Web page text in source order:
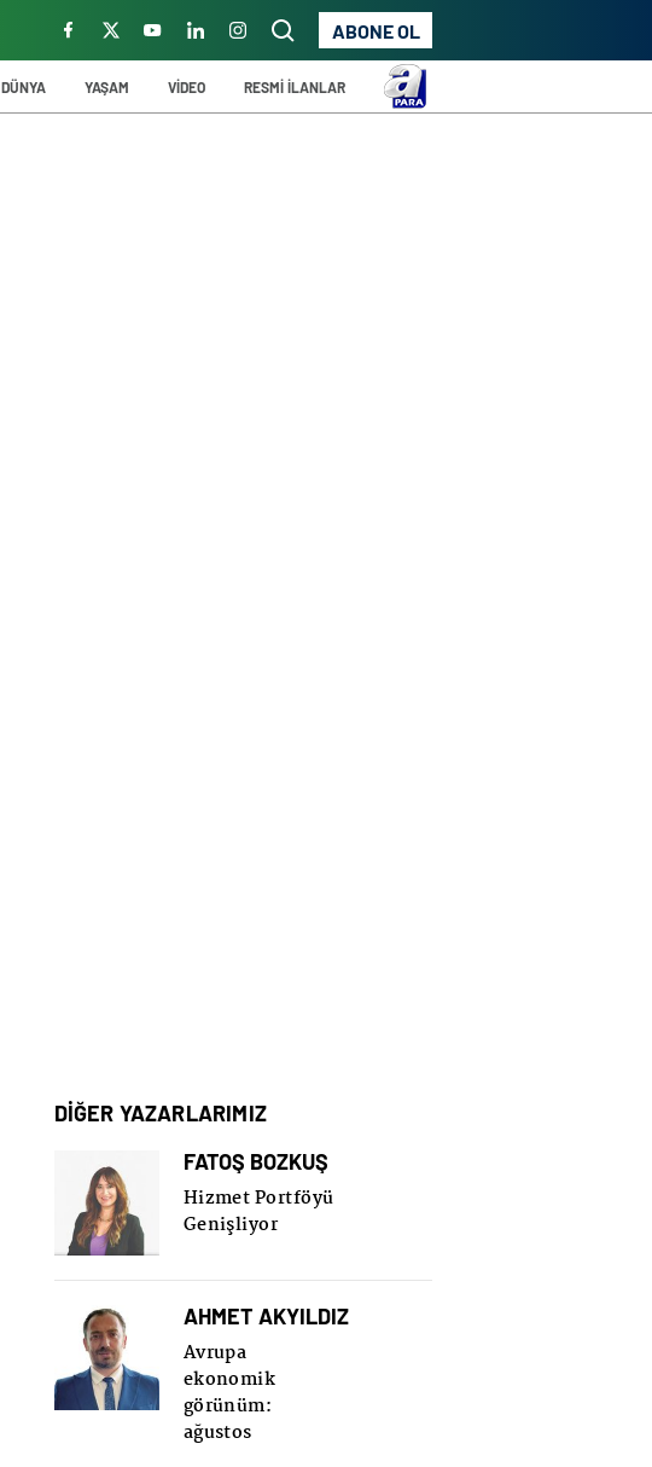
ABONE OL
DÜNYA YAŞAM VİDEO RESMİ İLANLAR
DİĞER YAZARLARIMIZ
FATOŞ BOZKUŞ
Hizmet Portföyü
Genişliyor
AHMET AKYILDIZ
Avrupa
ekonomik
görünüm:
ağustos